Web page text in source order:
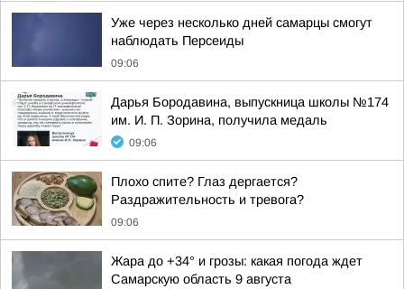
Уже через несколько дней самарцы смогут
наблюдать Персеиды
09:06
Дарья Бородавина, выпускница школы №174
им. И. П. Зорина, получила медаль
09:06
Плохо спите? Глаз дергается?
Раздражительность и тревога?
09:06
Жара до +34° и грозы: какая погода ждет
Самарскую область 9 августа